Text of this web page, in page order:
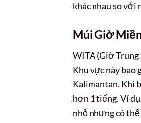
khác nhau so với
Múi Giờ
WITA (Giờ Trung
Khu vực này bao
Kalimantan. Khi
hơn 1 tiếng. Ví
nhỏ nhưng có